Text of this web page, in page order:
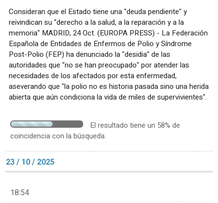
Consideran que el Estado tiene una "deuda pendiente" y
reivindican su "derecho a la salud, a la reparación y a la
memoria" MADRID, 24 Oct. (EUROPA PRESS) - La Federación
Española de Entidades de Enfermos de Polio y Síndrome
Post-Polio (FEP) ha denunciado la "desidia" de las
autoridades que "no se han preocupado" por atender las
necesidades de los afectados por esta enfermedad,
aseverando que "la polio no es historia pasada sino una herida
abierta que aún condiciona la vida de miles de supervivientes".
El resultado tiene un 58% de
coincidencia con la búsqueda.
23 / 10 / 2025
18:54